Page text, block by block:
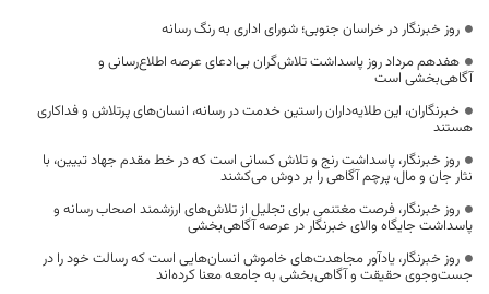
روز خبرنگار در خراسان جنوبی؛ شورای اداری به رنگ رسانه
هفدهم مرداد روز پاسداشت تلاش‌گران بی‌ادعای عرصه اطلاع‌رسانی و
آگاهی‌بخشی است
خبرنگاران، این طلایه‌داران راستین خدمت در رسانه، انسان‌های پرتلاش و فداکاری
هستند
روز خبرنگار، پاسداشت رنج و تلاش کسانی است که در خط مقدم جهاد تبیین، با
نثار جان و مال، پرچم آگاهی را بر دوش می‌کشند
روز خبرنگار، فرصت مغتنمی برای تجلیل از تلاش‌های ارزشمند اصحاب رسانه و
پاسداشت جایگاه والای خبرنگار در عرصه آگاهی‌بخشی
روز خبرنگار، یادآور مجاهدت‌های خاموش انسان‌هایی است که رسالت خود را در
جست‌وجوی حقیقت و آگاهی‌بخشی به جامعه معنا کرده‌اند